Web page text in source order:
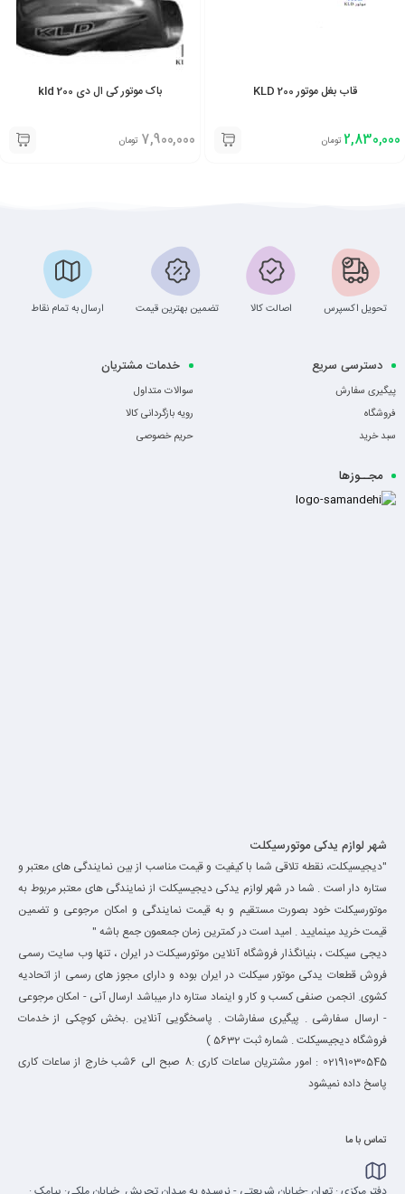
قاب بغل موتور KLD 200
2,830,000 تومان
باک موتور کی ال دی kld 200
7,900,000 تومان
تحویل اکسپرس اصالت کالا تضمین بهترین قیمت ارسال به تمام نقاط
دسترسی سریع
پیگیری سفارش
فروشگاه
سبد خرید
خدمات مشتریان
سوالات متداول
رویه بازگردانی کالا
حریم خصوصی
مجــوزها
شهر لوازم یدکی موتورسیکلت
"دیجیسیکلت، نقطه تلاقی شما با کیفیت و قیمت مناسب از بین نمایندگی های معتبر و
ستاره دار است . شما در شهر لوازم یدکی دیجیسیکلت از نمایندگی های معتبر مربوط به
موتورسیکلت خود بصورت مستقیم و به قیمت نمایندگی و امکان مرجوعی و تضمین
قیمت خرید مینمایید . امید است در کمترین زمان جمعمون جمع باشه "
دیجی سیکلت ، بنیانگذار فروشگاه آنلاین موتورسیکلت در ایران ، تنها وب سایت رسمی
فروش قطعات یدکی موتور سیکلت در ایران بوده و دارای مجوز های رسمی از اتحادیه
کشوی. انجمن صنفی کسب و کار و اینماد ستاره دار میباشد ارسال آنی - امکان مرجوعی
- ارسال سفارشی . پیگیری سفارشات . پاسخگویی آنلاین .بخش کوچکی از خدمات
فروشگاه دیجیسیکلت . شماره ثبت 5632 )
02191030545 : امور مشتریان ساعات کاری :8 صبح الی 6شب خارج از ساعات کاری
پاسخ داده نمیشود
تماس با ما